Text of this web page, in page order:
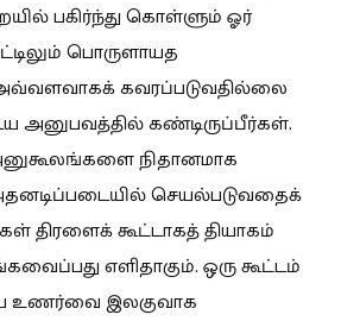
பகிர்ந்து கொள்ளும் ஓர்
பொருளாயத
கவரப்படுவதில்லை
அனுபவத்தில் கண்டிருப்பீர்கள்.
நிதானமாக
செயல்படுவதைக்
திரளைக் கூட்டாகத் தியாகம்
எளிதாகும். ஒரு கூட்டம்
உணர்வை இலகுவாக